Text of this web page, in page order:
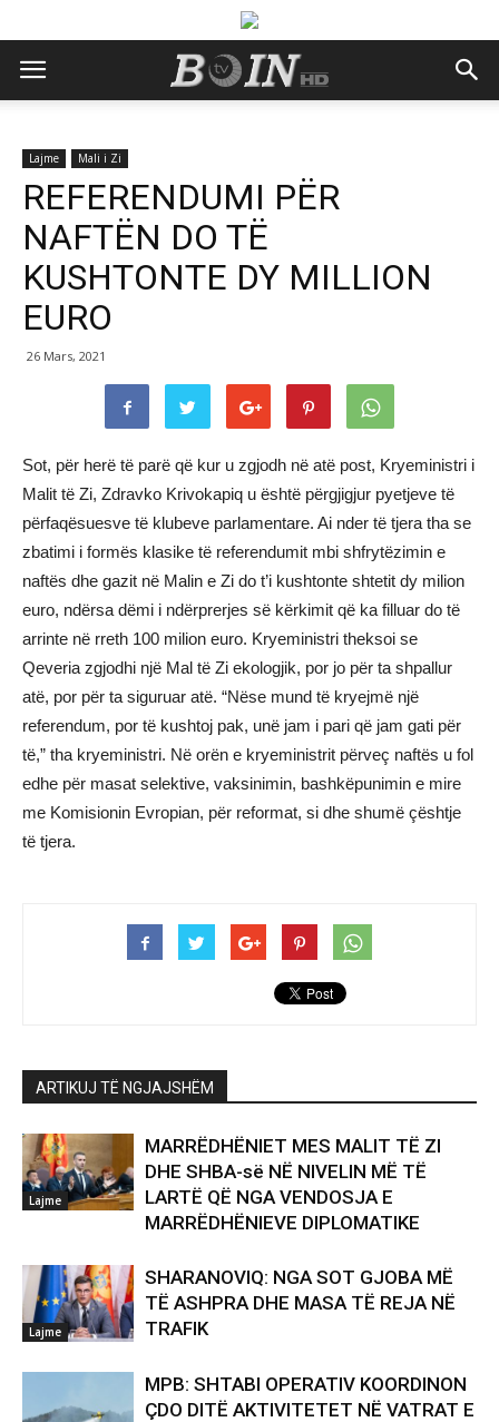
Lajme Mali i Zi
REFERENDUMI PËR
NAFTËN DO TË
KUSHTONTE DY MILLION
EURO
26 Mars, 2021
Sot, për herë të parë që kur u zgjodh në atë post, Kryeministri i
Malit të Zi, Zdravko Krivokapiq u është përgjigjur pyetjeve të
përfaqësuesve të klubeve parlamentare. Ai nder të tjera tha se
zbatimi i formës klasike të referendumit mbi shfrytëzimin e
naftës dhe gazit në Malin e Zi do t’i kushtonte shtetit dy milion
euro, ndërsa dëmi i ndërprerjes së kërkimit që ka filluar do të
arrinte në rreth 100 milion euro. Kryeministri theksoi se
Qeveria zgjodhi një Mal të Zi ekologjik, por jo për ta shpallur
atë, por për ta siguruar atë. “Nëse mund të kryejmë një
referendum, por të kushtoj pak, unë jam i pari që jam gati për
të,” tha kryeministri. Në orën e kryeministrit përveç naftës u fol
edhe për masat selektive, vaksinimin, bashkëpunimin e mire
me Komisionin Evropian, për reformat, si dhe shumë çështje
të tjera.
ARTIKUJ TË NGJAJSHËM
Lajme
MARRËDHËNIET MES MALIT TË ZI
DHE SHBA-së NË NIVELIN MË TË
LARTË QË NGA VENDOSJA E
MARRËDHËNIEVE DIPLOMATIKE
Lajme
SHARANOVIQ: NGA SOT GJOBA MË
TË ASHPRA DHE MASA TË REJA NË
TRAFIK
MPB: SHTABI OPERATIV KOORDINON
ÇDO DITË AKTIVITETET NË VATRAT E